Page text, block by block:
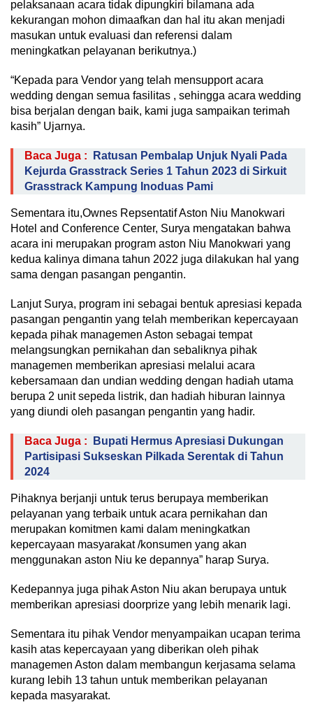
pelaksanaan acara tidak dipungkiri bilamana ada
kekurangan mohon dimaafkan dan hal itu akan menjadi
masukan untuk evaluasi dan referensi dalam
meningkatkan pelayanan berikutnya.)
“Kepada para Vendor yang telah mensupport acara
wedding dengan semua fasilitas , sehingga acara wedding
bisa berjalan dengan baik, kami juga sampaikan terimah
kasih” Ujarnya.
Baca Juga :
Ratusan Pembalap Unjuk Nyali Pada
Kejurda Grasstrack Series 1 Tahun 2023 di Sirkuit
Grasstrack Kampung Inoduas Pami
Sementara itu,Ownes Repsentatif Aston Niu Manokwari
Hotel and Conference Center, Surya mengatakan bahwa
acara ini merupakan program aston Niu Manokwari yang
kedua kalinya dimana tahun 2022 juga dilakukan hal yang
sama dengan pasangan pengantin.
Lanjut Surya, program ini sebagai bentuk apresiasi kepada
pasangan pengantin yang telah memberikan kepercayaan
kepada pihak managemen Aston sebagai tempat
melangsungkan pernikahan dan sebaliknya pihak
managemen memberikan apresiasi melalui acara
kebersamaan dan undian wedding dengan hadiah utama
berupa 2 unit sepeda listrik, dan hadiah hiburan lainnya
yang diundi oleh pasangan pengantin yang hadir.
Baca Juga :
Bupati Hermus Apresiasi Dukungan
Partisipasi Sukseskan Pilkada Serentak di Tahun
2024
Pihaknya berjanji untuk terus berupaya memberikan
pelayanan yang terbaik untuk acara pernikahan dan
merupakan komitmen kami dalam meningkatkan
kepercayaan masyarakat /konsumen yang akan
menggunakan aston Niu ke depannya” harap Surya.
Kedepannya juga pihak Aston Niu akan berupaya untuk
memberikan apresiasi doorprize yang lebih menarik lagi.
Sementara itu pihak Vendor menyampaikan ucapan terima
kasih atas kepercayaan yang diberikan oleh pihak
managemen Aston dalam membangun kerjasama selama
kurang lebih 13 tahun untuk memberikan pelayanan
kepada masyarakat.